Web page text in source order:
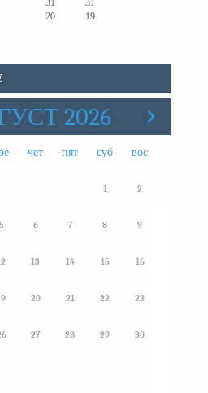
31
31
20 19
2026
чет пят суб вос
1 2
5 6 7 8 9
13 14 15 16
20 21 22 23
27 28 29 30